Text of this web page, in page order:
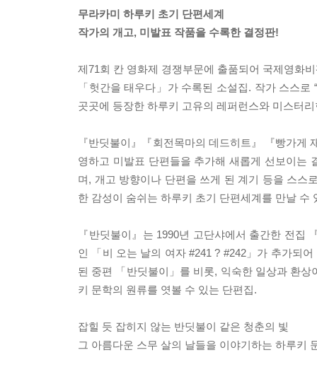
무라카미 하루키 초기 단편세계
작가의 개고, 미발표 작품을 수록한 결정판!
제71회 칸 영화제 경쟁부문에 출품되어 국제영화
「헛간을 태우다」가 수록된 소설집. 작가 스스
곳곳에 등장한 하루키 고유의 레퍼런스와 미스터
『반딧불이』『회전목마의 데드히트』 『빵가
영하고 미발표 단편들을 추가해 새롭게 선보이는
며, 개고 방향이나 단편을 쓰게 된 계기 등을 스스
한 감성이 숨쉬는 하루키 초기 단편세계를 만날 수
『반딧불이』는 1990년 고단샤에서 출간한 전
인 「비 오는 날의 여자 #241 ? #242」가 추가되
된 중편 「반딧불이」를 비롯, 익숙한 일상과 환
키 문학의 원류를 엿볼 수 있는 단편집.
잡힐 듯 잡히지 않는 반딧불이 같은 청춘의 빛
그 아름다운 스무 살의 날들을 이야기하는 하루키